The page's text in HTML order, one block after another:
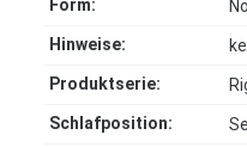
Form:
Hinweise:
Produktserie:
Schlafposition: